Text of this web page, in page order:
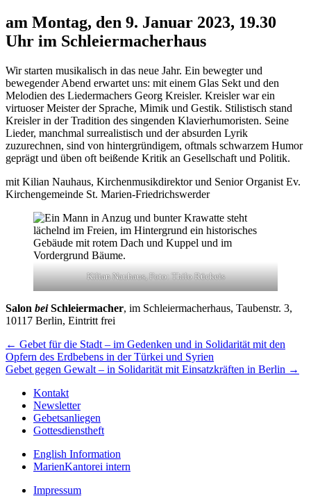
am Montag, den 9. Januar 2023, 19.30
Uhr im Schleiermacherhaus
Wir starten musikalisch in das neue Jahr. Ein bewegter und
bewegender Abend erwartet uns: mit einem Glas Sekt und den
Melodien des Liedermachers Georg Kreisler. Kreisler war ein
virtuoser Meister der Sprache, Mimik und Gestik. Stilistisch stand
Kreisler in der Tradition des singenden Klavierhumoristen. Seine
Lieder, manchmal surrealistisch und der absurden Lyrik
zuzurechnen, sind von hintergründigem, oftmals schwarzem Humor
geprägt und üben oft beißende Kritik an Gesellschaft und Politik.
mit Kilian Nauhaus, Kirchenmusikdirektor und Senior Organist Ev.
Kirchen­gemeinde St. Marien-Friedrichswerder
Kilian Nauhaus, Foto: Thilo Rückeis
Salon beiSchleiermacher, im Schleiermacherhaus, Taubenstr. 3,
10117 Berlin, Eintritt frei
Beitragsnavigation
← Gebet für die Stadt – im Gedenken und in Solidarität mit den
Opfern des Erdbebens in der Türkei und Syrien
Gebet gegen Gewalt – in Solidarität mit Einsatzkräften in Berlin →
Kontakt
Newsletter
Gebetsanliegen
Gottesdienstheft
English Information
MarienKantorei intern
Impressum